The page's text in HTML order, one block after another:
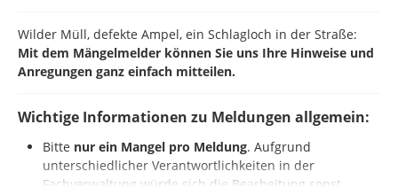
Wilder Müll, defekte Ampel, ein Schlagloch in der Straße:
Mit dem Mängelmelder können Sie uns Ihre Hinweise und
Anregungen ganz einfach mitteilen.
Wichtige Informationen zu Meldungen allgemein:
Bitte nur ein Mangel pro Meldung. Aufgrund
unterschiedlicher Verantwortlichkeiten in der